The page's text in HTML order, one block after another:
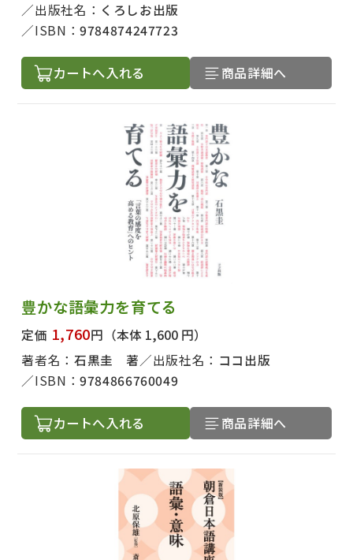
出版社名： くろしお出版
ISBN：9784874247723
カートへ入れる 商品詳細へ
豊かな語彙力を育てる
定価 1,760円 （本体 1,600 円）
著者名： 石黒圭 著 出版社名： ココ出版
ISBN：9784866760049
カートへ入れる 商品詳細へ